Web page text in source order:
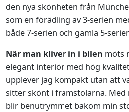
den nya skönheten från
som en förädling av 3-serien
både 7-serien och gamla 5-
När man kliver in i bilen möts
elegant interiör med hög
upplever jag kompakt utan att
sitter skönt i framstolarna. Med
blir benutrymmet bakom min